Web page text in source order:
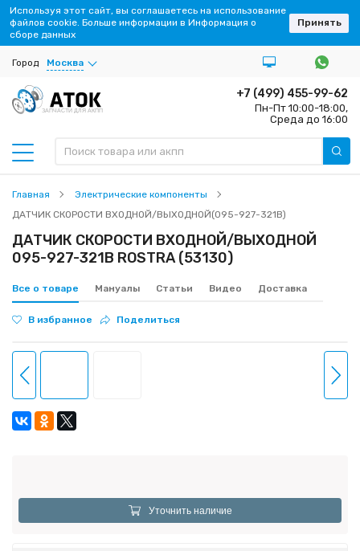
Город Москва
ЗАПЧАСТИ ДЛЯ АКПП
+7 (499) 455-99-62
Пн-Пт 10:00-18:00,
Среда до 16:00
Главная
Электрические компоненты
ДАТЧИК СКОРОСТИ ВХОДНОЙ/ВЫХОДНОЙ(095-927-321B)
ДАТЧИК СКОРОСТИ ВХОДНОЙ/ВЫХОДНОЙ
095-927-321B ROSTRA (53130)
Все о товаре Мануалы Статьи Видео Доставка
В избранное Поделиться
Уточнить наличие
Используя этот сайт, вы соглашаетесь на использование
файлов cookie. Больше информации в Информация о
сборе данных
Принять